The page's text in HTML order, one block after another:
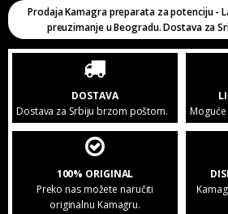
Prodaja Kamagra preparata za potenciju -
preuzimanje u Beogradu. Dostava za
DOSTAVA
Dostava za Srbiju brzom poštom.
100% ORIGINAL
Preko nas možete naručiti
originalnu Kamagru.